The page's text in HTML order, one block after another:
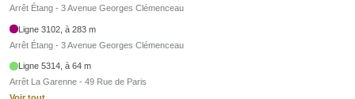
Arrêt Étang - 3 Avenue Georges Clémenceau
Ligne 3102, à 283 m
Arrêt Étang - 3 Avenue Georges Clémenceau
Ligne 5314, à 64 m
Arrêt La Garenne - 49 Rue de Paris